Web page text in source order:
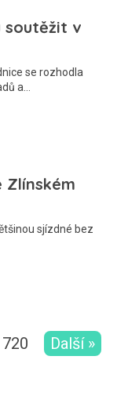
soutěžit v
se rozhodla
a…
Zlínském
sjízdné bez
Další »